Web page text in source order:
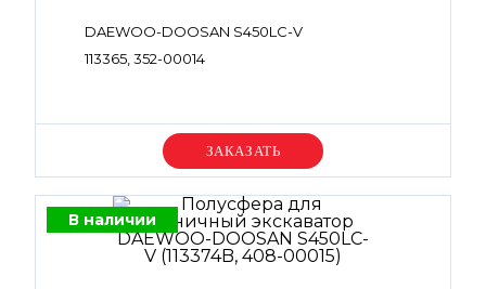
DAEWOO-DOOSAN S450LC-V
113365, 352-00014
Уточняйте цену
В наличии